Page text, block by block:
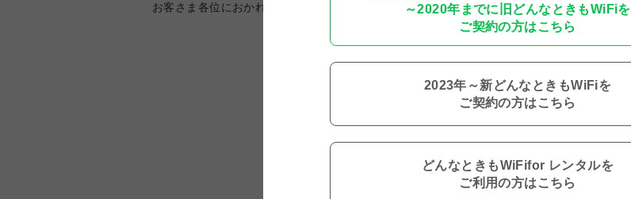
お客さま各位におかれましては、本制度へのご理解とご協力をお願い申し上げます。
～2020年までに 旧どんなときもWiFiを
ご契約の方はこちら
2023年～新どんなときもWiFiを
ご契約の方はこちら
どんなときもWiFifor レンタルを
ご利用の方はこちら